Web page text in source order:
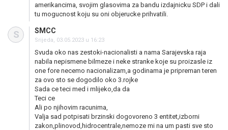
amerikancima, svojim glasovima za bandu izdajnicku SDP i dali
tu mogucnost koju su oni objerucke prihvatili.
S SMCC
Srijeda, 03.05.2023 u 16:23
Svuda oko nas zestoki-nacionalisti a nama Sarajevska raja
nabila nepismene bilmeze i neke stranke koje su proizasle iz
one fore necemo nacionalizam,a godinama je pripreman teren
za ovo sto se dogodilo oko 3.rojke
Sada ce teci med i mlijeko,da da
Teci ce
Ali po njihovim racunima,
Valja sad potpisati brzinski dogovoreno 3 entitet,izborni
zakon,plinovod,hidrocentrale,nemoze mi na um pasti sve sto